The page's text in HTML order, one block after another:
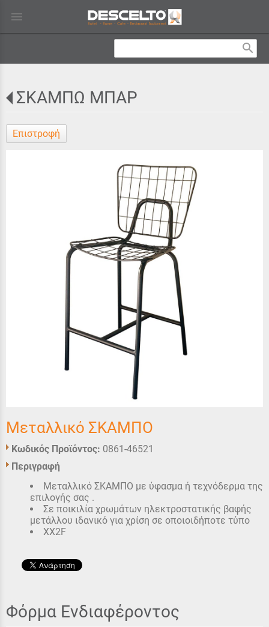
menu
search
ΣΚΑΜΠΩ ΜΠΑΡ
Επιστροφή
Μεταλλικό ΣΚΑΜΠΟ
Κωδικός Προϊόντος: 0861-46521
Περιγραφή
Μεταλλικό ΣΚΑΜΠΟ με ύφασμα ή τεχνόδερμα της
επιλογής σας .
Σε ποικιλία χρωμάτων ηλεκτροστατικής βαφής
μετάλλου ιδανικό για χρίση σε οποιοιδήποτε τύπο
XX2F
Φόρμα Ενδιαφέροντος